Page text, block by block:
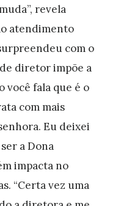
revela
atendimento
com o
diretor impõe a
você fala que é o
com mais
Eu deixei
a Dona
impacta no
“Certa vez uma